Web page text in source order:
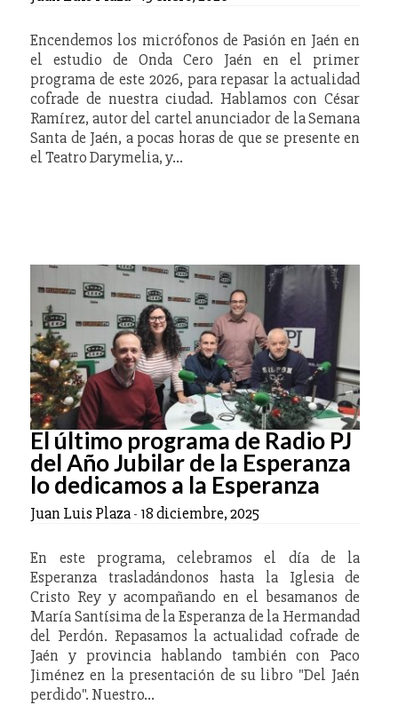
Encendemos los micrófonos de Pasión en Jaén en
el estudio de Onda Cero Jaén en el primer
programa de este 2026, para repasar la actualidad
cofrade de nuestra ciudad. Hablamos con César
Ramírez, autor del cartel anunciador de la Semana
Santa de Jaén, a pocas horas de que se presente en
el Teatro Darymelia, y…
El último programa de Radio PJ
del Año Jubilar de la Esperanza
lo dedicamos a la Esperanza
Juan Luis Plaza- 18 diciembre, 2025
En este programa, celebramos el día de la
Esperanza trasladándonos hasta la Iglesia de
Cristo Rey y acompañando en el besamanos de
María Santísima de la Esperanza de la Hermandad
del Perdón. Repasamos la actualidad cofrade de
Jaén y provincia hablando también con Paco
Jiménez en la presentación de su libro "Del Jaén
perdido". Nuestro…